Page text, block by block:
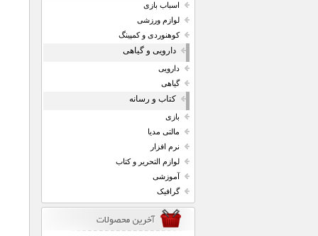
اسباب بازی
لوازم ورزشی
کوهنوردی و کمپینگ
دارویی و گیاهی
دارویی
گیاهی
کتاب و رسانه
بازی
مالتی مدیا
نرم افزار
لوازم التحریر و کتاب
آموزشی
گرافیک